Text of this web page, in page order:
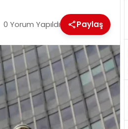
0 Yorum Yapıldı Paylaş